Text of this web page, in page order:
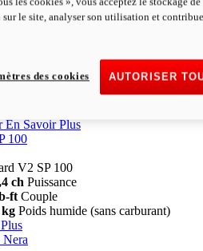
En Savoir Plus
ftCouple
Poids humide (sans carburant)
En Savoir Plus
100
V2 SP 100
ch Puissance
ft Couple
kg Poids humide (sans carburant)
le site, analyser son utilisation et
AUTORISER
des cookies